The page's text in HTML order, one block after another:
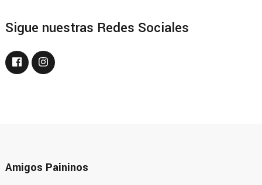
Sigue nuestras Redes Sociales
Amigos Paininos